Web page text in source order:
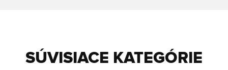
SÚVISIACE KATEGÓRIE